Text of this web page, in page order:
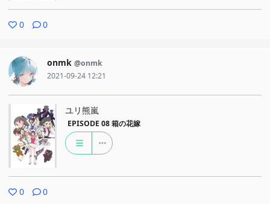
0 0
onmk @onmk
2021-09-24 12:21
ユリ熊嵐
EPISODE 08 箱の花嫁
0 0